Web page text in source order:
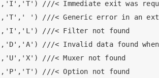
///< Immediate exit was
') ///< Generic error in an
///< Filter not found
///< Invalid data found
///< Muxer not found
///< Option not found